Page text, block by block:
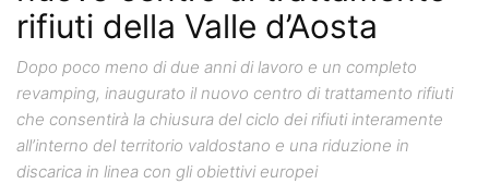
rifiuti della Valle d’Aosta
Dopo poco meno di due anni di lavoro e un completo
revamping, inaugurato il nuovo centro di trattamento rifiuti
che consentirà la chiusura del ciclo dei rifiuti interamente
all’interno del territorio valdostano e una riduzione in
discarica in linea con gli obiettivi europei